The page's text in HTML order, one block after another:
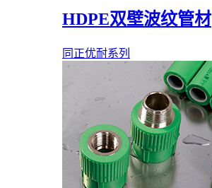
HDPE双壁波纹管材
同正优耐系列